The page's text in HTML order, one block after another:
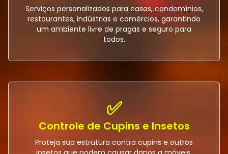
Serviços personalizados para casas, condomínios,
restaurantes, indústrias e comércios, garantindo
um ambiente livre de pragas e seguro para
todos.
✅
Controle de Cupins e Insetos
Proteja sua estrutura contra cupins e outros